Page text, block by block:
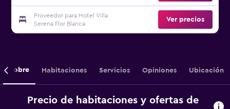
Proveedor para Hotel Villa
Serena Flor Blanca
Ver precios
Sobre Habitaciones Servicios Opiniones Ubicación
Precio de habitaciones y ofertas de